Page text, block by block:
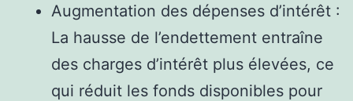
Augmentation des dépenses d’intérêt :
La hausse de l’endettement entraîne
des charges d’intérêt plus élevées, ce
qui réduit les fonds disponibles pour